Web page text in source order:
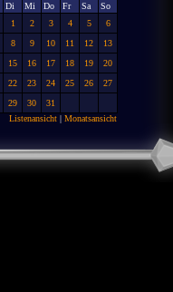
Di Mi Do Fr Sa
So
1
2 3 4 5
6
8 9 10 11 12
13
15 16 17 18 19
20
22 23 24 25 26
27
29 30
31
Listenansicht | Monatsansicht